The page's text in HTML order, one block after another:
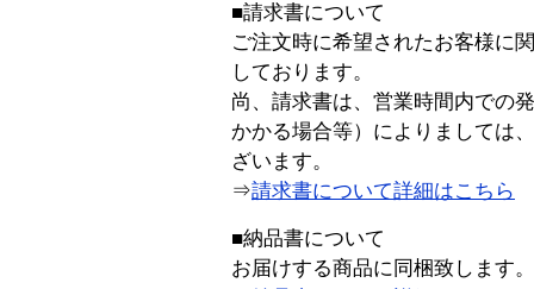
■請求書について
ご注文時に希望されたお客様に
しております。
尚、請求書は、営業時間内での
かかる場合等）によりましては
ざいます。
⇒請求書について詳細はこちら
■納品書について
お届けする商品に同梱致します。